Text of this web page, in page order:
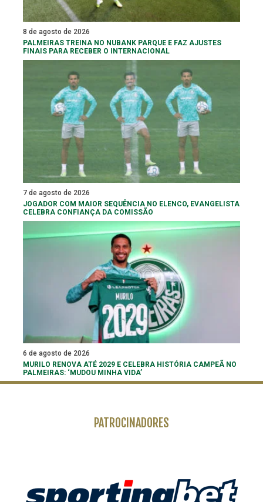
8 de agosto de 2026
PALMEIRAS TREINA NO NUBANK PARQUE E FAZ AJUSTES
FINAIS PARA RECEBER O INTERNACIONAL
7 de agosto de 2026
JOGADOR COM MAIOR SEQUÊNCIA NO ELENCO, EVANGELISTA
CELEBRA CONFIANÇA DA COMISSÃO
6 de agosto de 2026
MURILO RENOVA ATÉ 2029 E CELEBRA HISTÓRIA CAMPEÃ NO
PALMEIRAS: ‘MUDOU MINHA VIDA’
PATROCINADORES